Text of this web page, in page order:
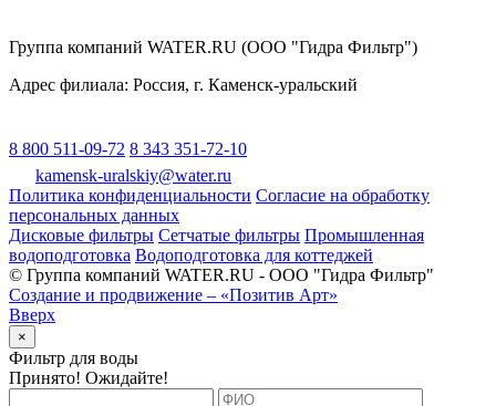
Группа компаний WATER.RU (ООО "Гидра Фильтр")
Адрес филиала: Россия, г. Каменск-уральский
8 800 511-09-72 8 343 351-72-10
kamensk-uralskiy@water.ru
Политика конфиденциальности Согласие на обработку
персональных данных
Дисковые фильтры Сетчатые фильтры Промышленная
водоподготовка Водоподготовка для коттеджей
© Группа компаний WATER.RU - ООО "Гидра Фильтр"
Создание и продвижение – «Позитив Арт»
Вверх
×
Фильтр для воды
Принято! Ожидайте!